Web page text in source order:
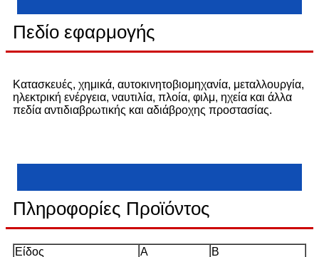
Πεδίο εφαρμογής
Κατασκευές, χημικά, αυτοκινητοβιομηχανία, μεταλλουργία,
ηλεκτρική ενέργεια, ναυτιλία, πλοία, φιλμ, ηχεία και άλλα
πεδία αντιδιαβρωτικής και αδιάβροχης προστασίας.
Πληροφορίες Προϊόντος
Είδος A
B